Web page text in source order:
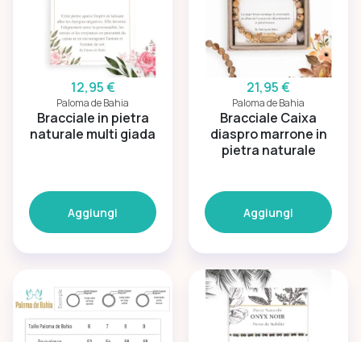
12,95 €
Paloma de Bahia
Bracciale in pietra
naturale multi giada
Aggiungi
21,95 €
Paloma de Bahia
Bracciale Caixa
diaspro marrone in
pietra naturale
Aggiungi